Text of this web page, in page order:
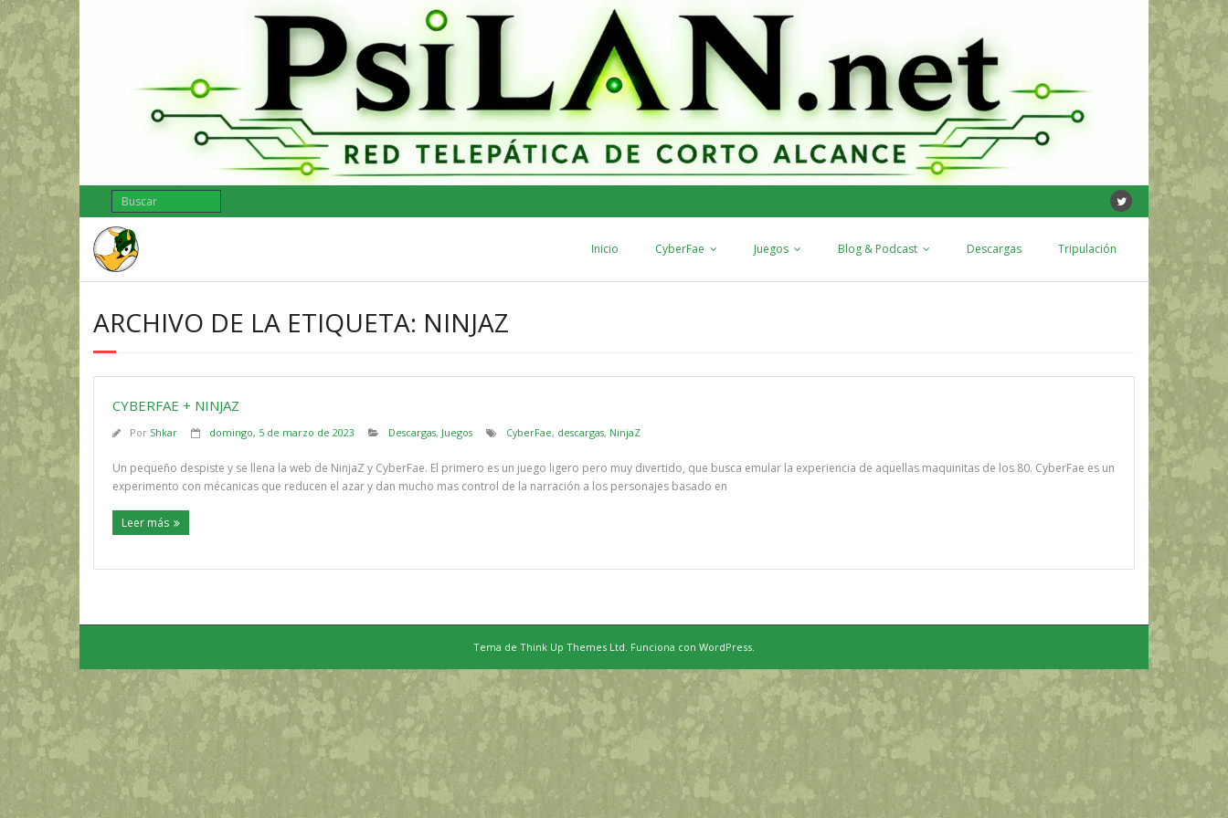
Inicio CyberFae Juegos Blog & Podcast Descargas Tripulación
ARCHIVO DE LA ETIQUETA: NINJAZ
CYBERFAE + NINJAZ
Por Shkar domingo, 5 de marzo de 2023 Descargas, Juegos CyberFae, descargas, NinjaZ
Un pequeño despiste y se llena la web de NinjaZ y CyberFae. El primero es un juego ligero pero muy divertido, que busca emular la experiencia de aquellas maquinitas de los 80. CyberFae es un
experimento con mécanicas que reducen el azar y dan mucho mas control de la narración a los personajes basado en
Leer más
Tema de Think Up Themes Ltd. Funciona con WordPress.